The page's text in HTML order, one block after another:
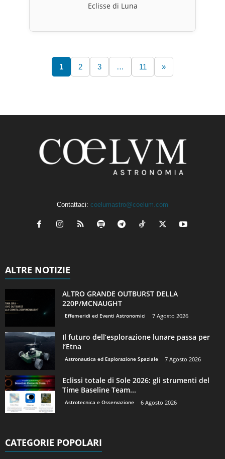
Eclisse di Luna
1 2 3 … 11 »
Contattaci: coelumastro@coelum.com
ALTRE NOTIZIE
ALTRO GRANDE OUTBURST DELLA
220P/MCNAUGHT
Effemeridi ed Eventi Astronomici 7 Agosto 2026
Il futuro dell’esplorazione lunare passa per
l’Etna
Astronautica ed Esplorazione Spaziale 7 Agosto 2026
Eclissi totale di Sole 2026: gli strumenti del
Time Baseline Team...
Astrotecnica e Osservazione 6 Agosto 2026
CATEGORIE POPOLARI